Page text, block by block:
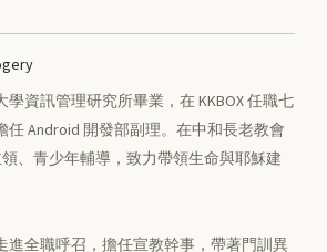
學資訊管理研究所畢業，在 KKBOX 任職七
任 Android 開發部副理。在中和長老教會
、青少年輔導，致力帶領生命與耶穌建
進全職呼召，擔任宣教幹事，帶著門訓異